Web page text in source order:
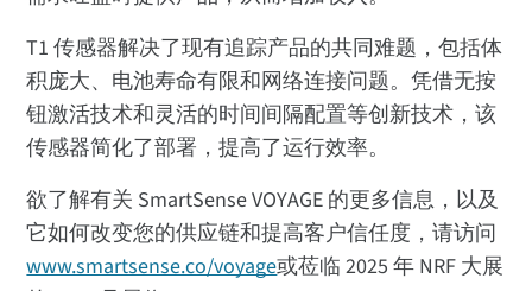
T1 传感器解决了现有追踪产品的共同难题，包括体
积庞大、电池寿命有限和网络连接问题。凭借无按
钮激活技术和灵活的时间间隔配置等创新技术，该
传感器简化了部署，提高了运行效率。
欲了解有关 SmartSense VOYAGE 的更多信息，以及
它如何改变您的供应链和提高客户信任度，请访问
www.smartsense.co/voyage或莅临 2025 年 NRF 大展